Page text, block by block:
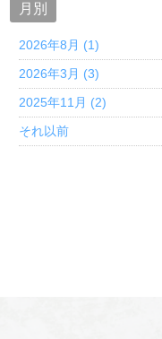
月別
2026年8月 (1)
2026年3月 (3)
2025年11月 (2)
それ以前